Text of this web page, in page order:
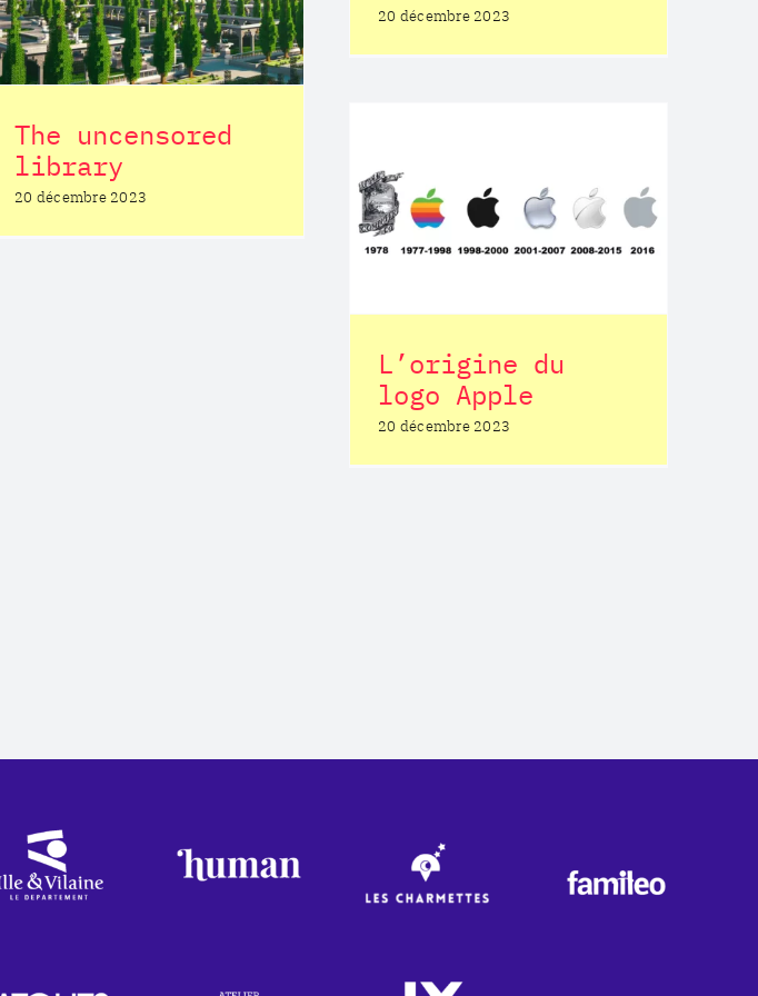
20 décembre 2023
The uncensored
library
20 décembre 2023L’origine du logo
Postiterie
L’origine du
logo Apple
20 décembre 2023